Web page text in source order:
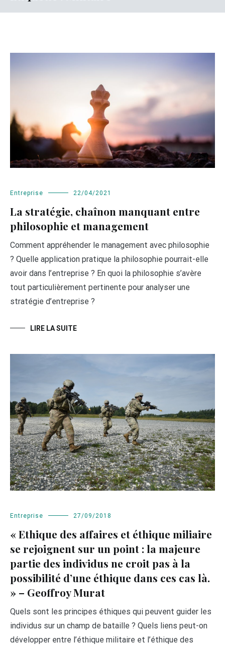
Entreprise 22/04/2021
La stratégie, chaînon manquant entre
philosophie et management
Comment appréhender le management avec philosophie
? Quelle application pratique la philosophie pourrait-elle
avoir dans l’entreprise ? En quoi la philosophie s’avère
tout particulièrement pertinente pour analyser une
stratégie d’entreprise ?
LIRE LA SUITE
Entreprise 27/09/2018
« Ethique des affaires et éthique miliaire
se rejoignent sur un point : la majeure
partie des individus ne croit pas à la
possibilité d’une éthique dans ces cas là.
» – Geoffroy Murat
Quels sont les principes éthiques qui peuvent guider les
individus sur un champ de bataille ? Quels liens peut-on
développer entre l’éthique militaire et l’éthique des